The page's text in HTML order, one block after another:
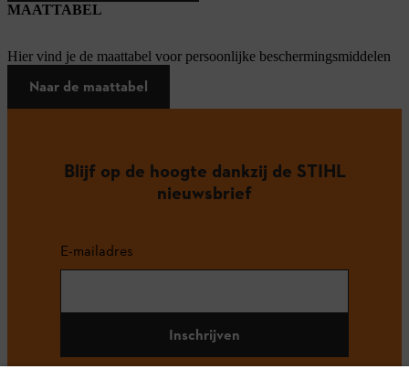
MAATTABEL
Hier vind je de maattabel voor persoonlijke beschermingsmiddelen
Naar de maattabel
Blijf op de hoogte dankzij de STIHL
nieuwsbrief
E-mailadres
Inschrijven